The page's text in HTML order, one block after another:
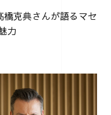
克典さんが語るマセ
力